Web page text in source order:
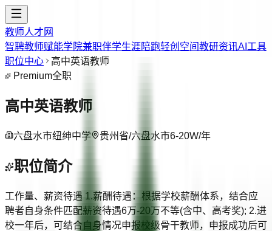
教师人才网
智聘教师赋能学院兼职伴学生涯陪跑轻创空间教研资讯AI工具
职位中心
高中英语教师
Premium全职
高中英语教师
六盘水市纽绅中学 贵州省/六盘水市6-20W/年
职位简介
工作量、薪资待遇 1.薪酬待遇：根据学校薪酬体系，结合应
聘者自身条件匹配薪资待遇6万-20万不等(含中、高考奖); 2.进
校一年后，可结合自身情况申报校级骨干教师，申报成功后可